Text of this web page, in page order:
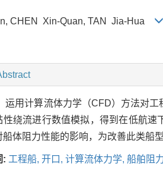
CHEN Xin-Quan, TAN Jia-Hua
运用计算流体力学（CFD）方法对
性绕流进行数值模拟，得到在低航
船体阻力性能的影响，为改善此类船
: 工程船, 开口, 计算流体力学, 船舶阻